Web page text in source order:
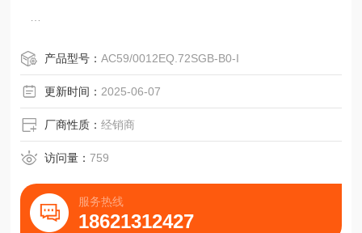
增量式/实心轴
■可达10,000脉冲和40,000步
■信号精度高
■防护等级高达IP67
■工作温度高达100℃(RI58-T)
■可选多种法兰和配置，通用性强
■适用于强冲击等级
注模机、锯床、纺织机器
■有关EX版本的信息，请参阅RX
产品型号：AC59/0012EQ.72SGB-B0-I
更新时间： 2025-06-07
厂商性质：经销商
访问量：759
服务热线
18621312427